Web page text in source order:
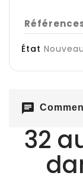
État
chat
32